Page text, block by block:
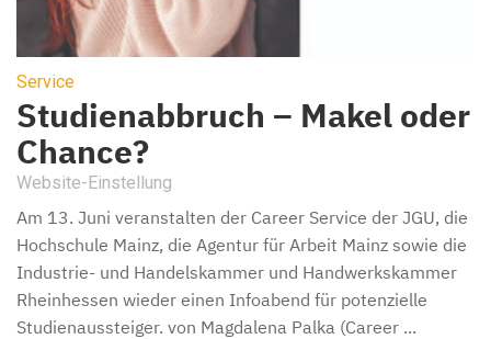
Service
Studienabbruch – Makel oder
Chance?
Website-Einstellung
Am 13. Juni veranstalten der Career Service der JGU, die
Hochschule Mainz, die Agentur für Arbeit Mainz sowie die
Industrie- und Handelskammer und Handwerkskammer
Rheinhessen wieder einen Infoabend für potenzielle
Studienaussteiger. von Magdalena Palka (Career ...